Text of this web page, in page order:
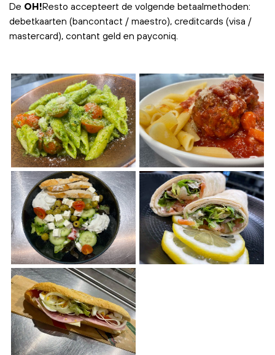
De OH!Resto accepteert de volgende betaalmethoden:
debetkaarten (bancontact / maestro), creditcards (visa /
mastercard), contant geld en payconiq.